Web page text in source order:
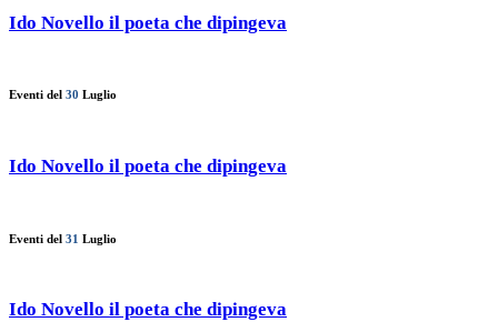
Ido Novello il poeta che dipingeva
Eventi del 30 Luglio
Ido Novello il poeta che dipingeva
Eventi del 31 Luglio
Ido Novello il poeta che dipingeva